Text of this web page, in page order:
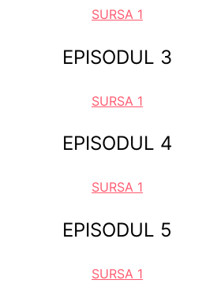
SURSA 1
EPISODUL 3
SURSA 1
EPISODUL 4
SURSA 1
EPISODUL 5
SURSA 1